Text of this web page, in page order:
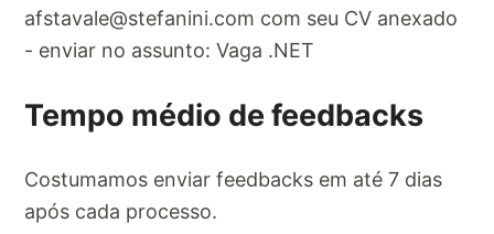
afstavale@stefanini.com com seu CV anexado
- enviar no assunto: Vaga .NET
Tempo médio de feedbacks
Costumamos enviar feedbacks em até 7 dias
após cada processo.